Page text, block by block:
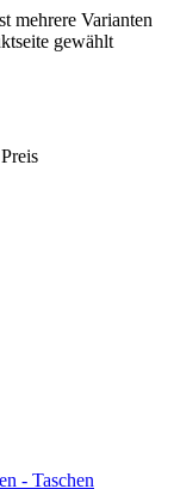
mehrere Varianten
gewählt
- Taschen